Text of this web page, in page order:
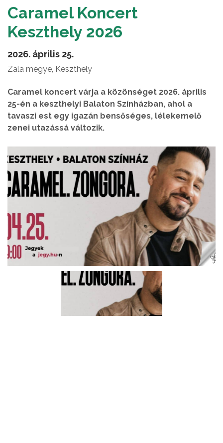
Caramel Koncert
Keszthely 2026
2026. április 25.
Zala megye, Keszthely
Caramel koncert várja a közönséget 2026. április
25-én a keszthelyi Balaton Színházban, ahol a
tavaszi est egy igazán bensőséges, lélekemelő
zenei utazássá változik.